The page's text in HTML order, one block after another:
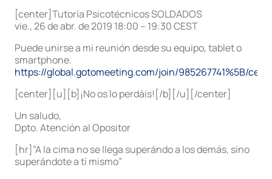
[center]Tutoría Psicotécnicos SOLDADOS
vie., 26 de abr. de 2019 18:00 – 19:30 CEST
Puede unirse a mi reunión desde su equipo, tablet o
smartphone.
https://global.gotomeeting.com/join/985267741%5B/
[center][u][b]¡No os lo perdáis![/b][/u][/center]
Un saludo,
Dpto. Atención al Opositor
[hr]”A la cima no se llega superándo a los demás, sino
superándote a tí mismo”